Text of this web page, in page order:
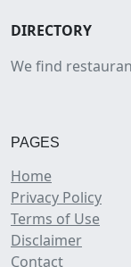
DIRECTORY
We find
PAGES
Home
Privacy Policy
Terms of Use
Disclaimer
Contact